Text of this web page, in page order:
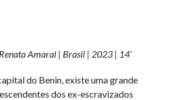
Amaral | Brasil | 2023 | 14’
do Benin, existe uma grande
dos ex-escravizados